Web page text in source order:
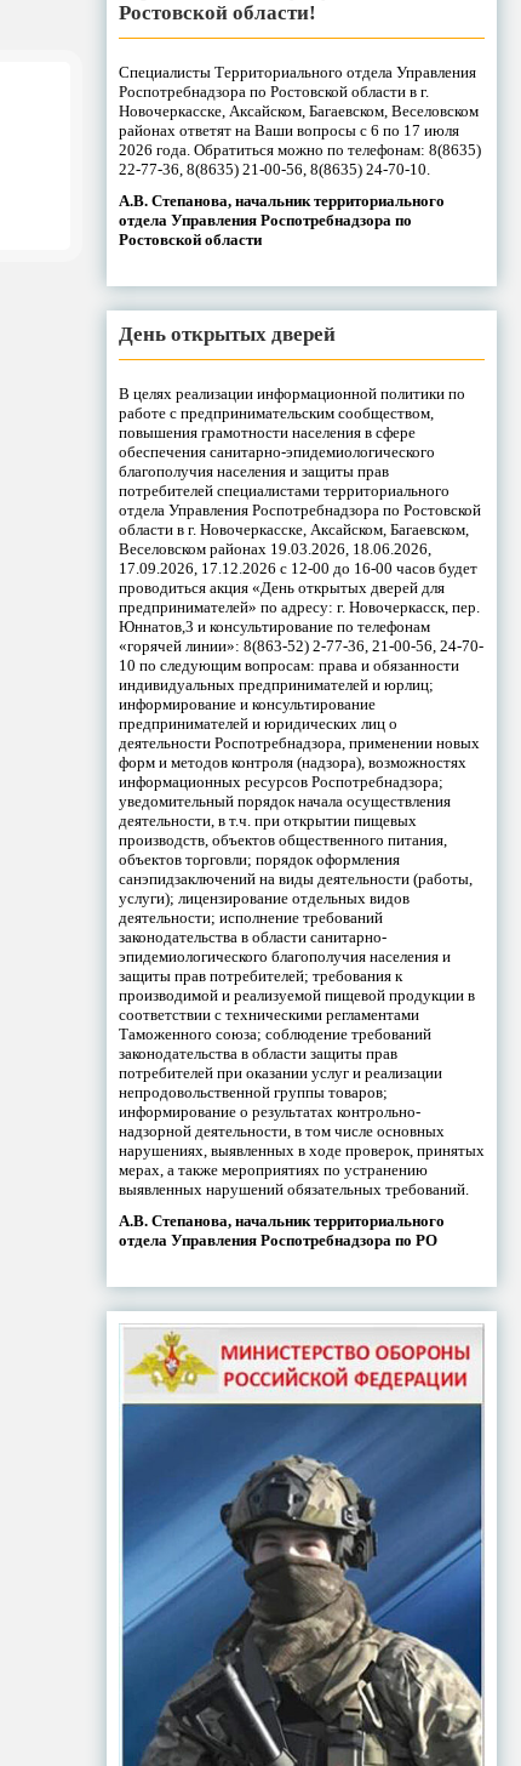
Ростовской области!
Специалисты Территориального отдела Управления
Роспотребнадзора по Ростовской области в г.
Новочеркасске, Аксайском, Багаевском, Веселовском
районах ответят на Ваши вопросы с 6 по 17 июля
2026 года. Обратиться можно по телефонам: 8(8635)
22-77-36, 8(8635) 21-00-56, 8(8635) 24-70-10.
А.В. Степанова, начальник территориального
отдела Управления Роспотребнадзора по
Ростовской области
День открытых дверей
В целях реализации информационной политики по
работе с предпринимательским сообществом,
повышения грамотности населения в сфере
обеспечения санитарно-эпидемиологического
благополучия населения и защиты прав
потребителей специалистами территориального
отдела Управления Роспотребнадзора по Ростовской
области в г. Новочеркасске, Аксайском, Багаевском,
Веселовском районах 19.03.2026, 18.06.2026,
17.09.2026, 17.12.2026 с 12-00 до 16-00 часов будет
проводиться акция «День открытых дверей для
предпринимателей» по адресу: г. Новочеркасск, пер.
Юннатов,3 и консультирование по телефонам
«горячей линии»: 8(863-52) 2-77-36, 21-00-56, 24-70-
10 по следующим вопросам: права и обязанности
индивидуальных предпринимателей и юрлиц;
информирование и консультирование
предпринимателей и юридических лиц о
деятельности Роспотребнадзора, применении новых
форм и методов контроля (надзора), возможностях
информационных ресурсов Роспотребнадзора;
уведомительный порядок начала осуществления
деятельности, в т.ч. при открытии пищевых
производств, объектов общественного питания,
объектов торговли; порядок оформления
санэпидзаключений на виды деятельности (работы,
услуги); лицензирование отдельных видов
деятельности; исполнение требований
законодательства в области санитарно-
эпидемиологического благополучия населения и
защиты прав потребителей; требования к
производимой и реализуемой пищевой продукции в
соответствии с техническими регламентами
Таможенного союза; соблюдение требований
законодательства в области защиты прав
потребителей при оказании услуг и реализации
непродовольственной группы товаров;
информирование о результатах контрольно-
надзорной деятельности, в том числе основных
нарушениях, выявленных в ходе проверок, принятых
мерах, а также мероприятиях по устранению
выявленных нарушений обязательных требований.
А.В. Степанова, начальник территориального
отдела Управления Роспотребнадзора по РО